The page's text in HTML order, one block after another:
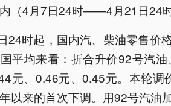
（4月7日24时——4月21日24时
24时起，国内汽、柴油零售价
平均来看：折合升价92号汽
元、0.46元、0.45元。本轮调
以来的首次下调。用92号汽油